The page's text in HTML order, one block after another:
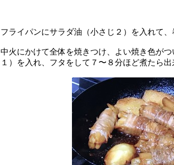
フライパンにサラダ油（小さじ２）を入れて、
中火にかけて全体を焼きつけ、よい焼き色がつ
１）を入れ、フタをして７〜８分ほど煮たら出